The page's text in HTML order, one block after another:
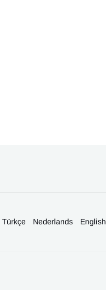
English
Nederlands
Türkçe